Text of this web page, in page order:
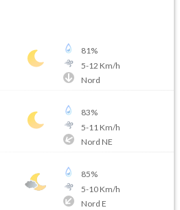
81%
5-12 Km/h
Nord
83%
5-11 Km/h
Nord NE
85%
5-10Km/h
Nord E